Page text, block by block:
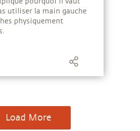
utiliser la main gauche
physiquement
Load More